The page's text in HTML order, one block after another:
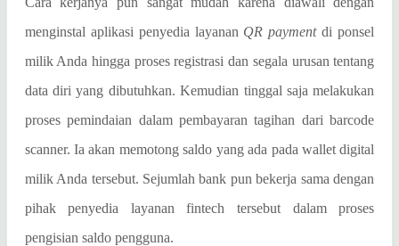
menginstal aplikasi penyedia layanan QR paymentdi ponsel
milik Anda hingga proses registrasi dan segala urusan tentang
data diri yang dibutuhkan. Kemudian tinggal saja melakukan
proses pemindaian dalam pembayaran tagihan dari barcode
scanner. Ia akan memotong saldo yang ada pada wallet digital
milik Anda tersebut. Sejumlah bank pun bekerja sama dengan
pihak penyedia layanan fintech tersebut dalam proses
pengisian saldo pengguna.